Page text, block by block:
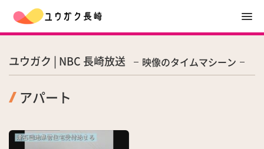
ユウガク | NBC 長崎放送 映像のタイムマシーン
アパート